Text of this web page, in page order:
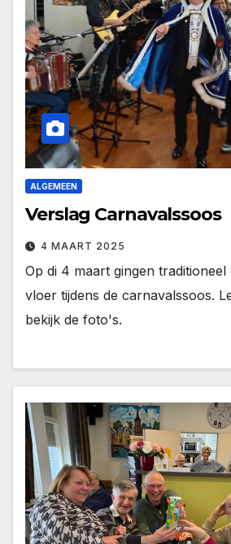
ALGEMEEN
Verslag Carnavalssoos
4 MAART 2025
Op di 4 maart gingen traditioneel
vloer tijdens de carnavalssoos.
bekijk de foto's.